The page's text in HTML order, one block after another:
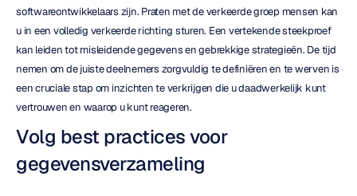
softwareontwikkelaars zijn. Praten met de verkeerde groep mensen kan
u in een volledig verkeerde richting sturen. Een vertekende steekproef
kan leiden tot misleidende gegevens en gebrekkige strategieën. De tijd
nemen om de juiste deelnemers zorgvuldig te definiëren en te werven is
een cruciale stap om inzichten te verkrijgen die u daadwerkelijk kunt
vertrouwen en waarop u kunt reageren.
Volg best practices voor
gegevensverzameling